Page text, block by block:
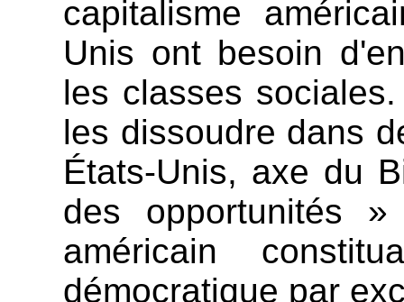
capitalisme
Unis ont besoin
les classes
les dissoudre dans
États-Unis, axe du
des opportunités
américain
démocratique par